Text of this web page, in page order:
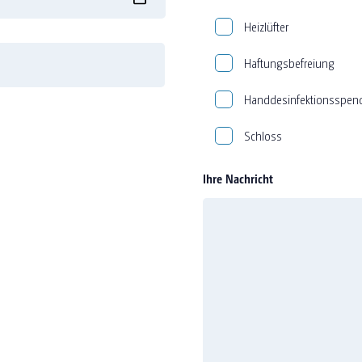
Heizlüfter
Haftungsbefreiung
Schloss
Ihre Nachricht